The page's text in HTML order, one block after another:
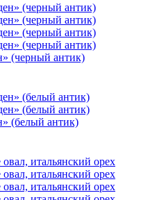
(черный антик)
(белый антик)